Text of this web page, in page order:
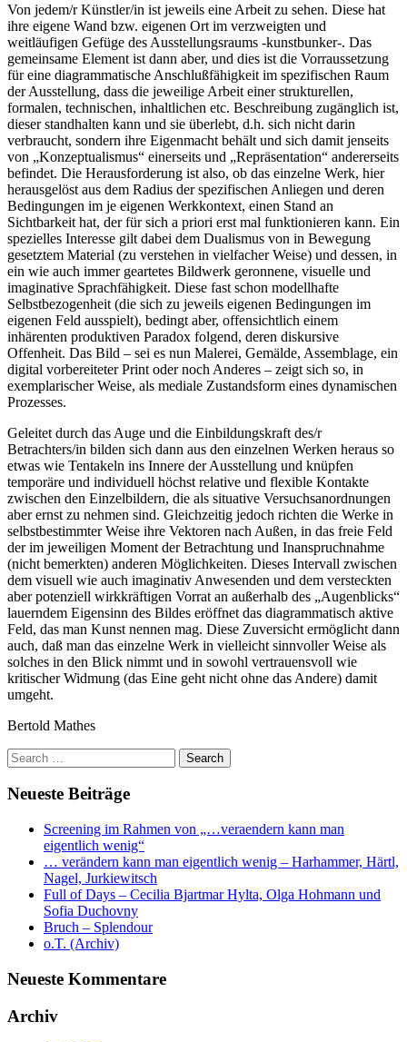
Von jedem/r Künstler/in ist jeweils eine Arbeit zu sehen. Diese hat
ihre eigene Wand bzw. eigenen Ort im verzweigten und
weitläufigen Gefüge des Ausstellungsraums -kunstbunker-. Das
gemeinsame Element ist dann aber, und dies ist die Vorraussetzung
für eine diagrammatische Anschlußfähigkeit im spezifischen Raum
der Ausstellung, dass die jeweilige Arbeit einer strukturellen,
formalen, technischen, inhaltlichen etc. Beschreibung zugänglich ist,
dieser standhalten kann und sie überlebt, d.h. sich nicht darin
verbraucht, sondern ihre Eigenmacht behält und sich damit jenseits
von „Konzeptualismus“ einerseits und „Repräsentation“ andererseits
befindet. Die Herausforderung ist also, ob das einzelne Werk, hier
herausgelöst aus dem Radius der spezifischen Anliegen und deren
Bedingungen im je eigenen Werkkontext, einen Stand an
Sichtbarkeit hat, der für sich a priori erst mal funktionieren kann. Ein
spezielles Interesse gilt dabei dem Dualismus von in Bewegung
gesetztem Material (zu verstehen in vielfacher Weise) und dessen, in
ein wie auch immer geartetes Bildwerk geronnene, visuelle und
imaginative Sprachfähigkeit. Diese fast schon modellhafte
Selbstbezogenheit (die sich zu jeweils eigenen Bedingungen im
eigenen Feld ausspielt), bedingt aber, offensichtlich einem
inhärenten produktiven Paradox folgend, deren diskursive
Offenheit. Das Bild – sei es nun Malerei, Gemälde, Assemblage, ein
digital vorbereiteter Print oder noch Anderes – zeigt sich so, in
exemplarischer Weise, als mediale Zustandsform eines dynamischen
Prozesses.
Geleitet durch das Auge und die Einbildungskraft des/r
Betrachters/in bilden sich dann aus den einzelnen Werken heraus so
etwas wie Tentakeln ins Innere der Ausstellung und knüpfen
temporäre und individuell höchst relative und flexible Kontakte
zwischen den Einzelbildern, die als situative Versuchsanordnungen
aber ernst zu nehmen sind. Gleichzeitig jedoch richten die Werke in
selbstbestimmter Weise ihre Vektoren nach Außen, in das freie Feld
der im jeweiligen Moment der Betrachtung und Inanspruchnahme
(nicht bemerkten) anderen Möglichkeiten. Dieses Intervall zwischen
dem visuell wie auch imaginativ Anwesenden und dem versteckten
aber potenziell wirkkräftigen Vorrat an außerhalb des „Augenblicks“
lauerndem Eigensinn des Bildes eröffnet das diagrammatisch aktive
Feld, das man Kunst nennen mag. Diese Zuversicht ermöglicht dann
auch, daß man das einzelne Werk in vielleicht sinnvoller Weise als
solches in den Blick nimmt und in sowohl vertrauensvoll wie
kritischer Widmung (das Eine geht nicht ohne das Andere) damit
umgeht.
Bertold Mathes
Neueste Beiträge
Screening im Rahmen von „…veraendern kann man
eigentlich wenig“
… verändern kann man eigentlich wenig – Harhammer, Härtl,
Nagel, Jurkiewitsch
Full of Days – Cecilia Bjartmar Hylta, Olga Hohmann und
Sofia Duchovny
Bruch – Splendour
o.T. (Archiv)
Neueste Kommentare
Archiv